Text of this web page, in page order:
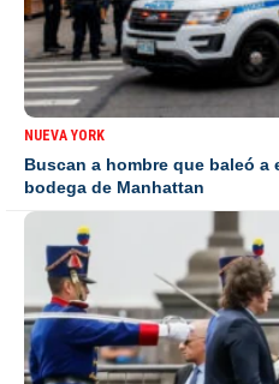
NUEVA YORK
Buscan a hombre que baleó a
bodega de Manhattan